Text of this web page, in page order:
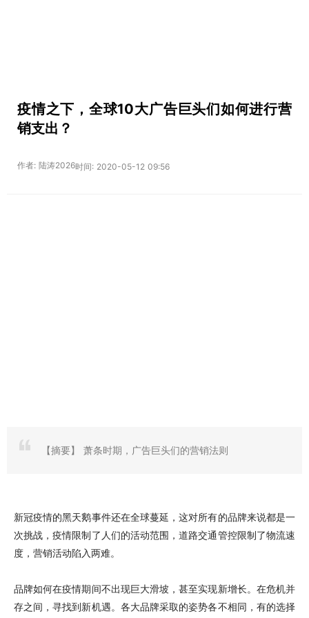
疫情之下，全球10大广告巨头们如何进行营
销支出？
作者: 陆涛2026时间: 2020-05-12 09:56
【摘要】 萧条时期，广告巨头们的营销法则
新冠疫情的黑天鹅事件还在全球蔓延，这对所有的品牌来说都是一
次挑战，疫情限制了人们的活动范围，道路交通管控限制了物流速
度，营销活动陷入两难。
品牌如何在疫情期间不出现巨大滑坡，甚至实现新增长。在危机并
存之间，寻找到新机遇。各大品牌采取的姿势各不相同，有的选择